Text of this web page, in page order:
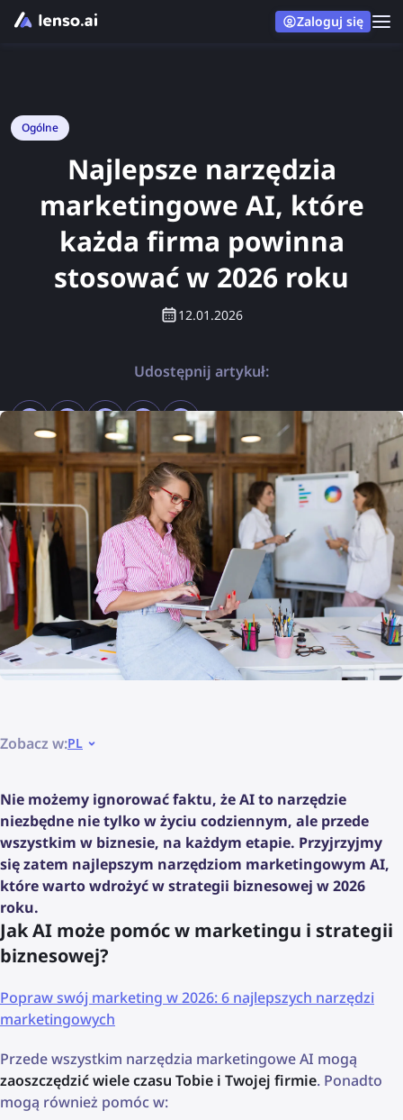
Zaloguj się
Ogólne
Najlepsze narzędzia
marketingowe AI, które
każda firma powinna
stosować w 2026 roku
12.01.2026
Udostępnij artykuł:
Zobacz w:PL
Nie możemy ignorować faktu, że AI to narzędzie
niezbędne nie tylko w życiu codziennym, ale przede
wszystkim w biznesie, na każdym etapie. Przyjrzyjmy
się zatem najlepszym narzędziom marketingowym AI,
które warto wdrożyć w strategii biznesowej w 2026
roku.
Jak AI może pomóc w marketingu i strategii
biznesowej?
Popraw swój marketing w 2026: 6 najlepszych narzędzi
marketingowych
Przede wszystkim narzędzia marketingowe AI mogą
zaoszczędzić wiele czasu Tobie i Twojej firmie. Ponadto
mogą również pomóc w: